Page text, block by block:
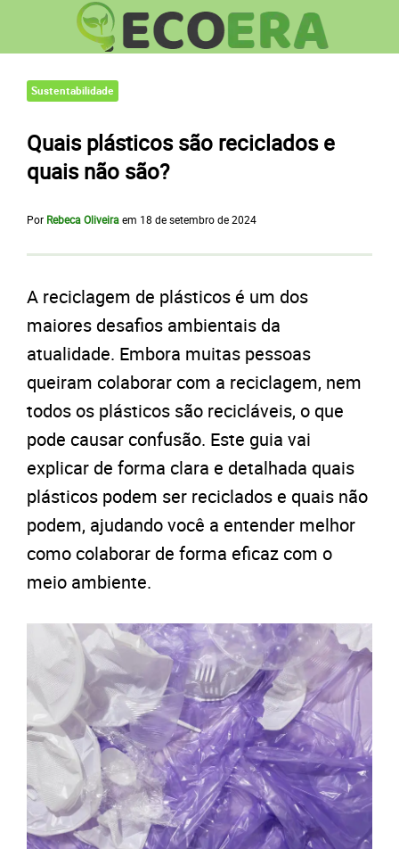
Sustentabilidade
Quais plásticos são reciclados e
quais não são?
Por Rebeca Oliveiraem 18 de setembro de 2024
A reciclagem de plásticos é um dos
maiores desafios ambientais da
atualidade. Embora muitas pessoas
queiram colaborar com a reciclagem, nem
todos os plásticos são recicláveis, o que
pode causar confusão. Este guia vai
explicar de forma clara e detalhada quais
plásticos podem ser reciclados e quais não
podem, ajudando você a entender melhor
como colaborar de forma eficaz com o
meio ambiente.